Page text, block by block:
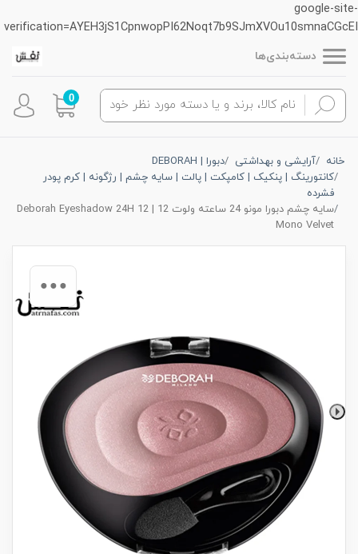
google-site-
verification=AYEH3jS1CpnwopPI62Noqt7b9SJmXVOu10smnaCGcEI
دسته‌بندی‌ها
0
خانه آرایشی و بهداشتی
دبورا | DEBORAH
کانتورینگ | پنکیک | کامپکت | پالت | سایه چشم | رژگونه | کرم پودر
فشرده
سایه چشم دبورا مونو 24 ساعته ولوت 12 | 12 Deborah Eyeshadow 24H
Mono Velvet